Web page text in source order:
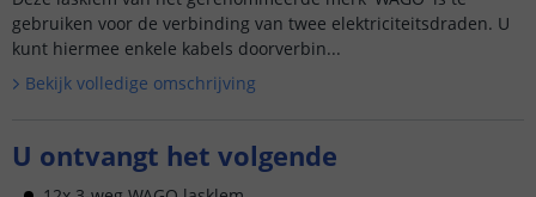
gebruiken voor de verbinding van twee elektriciteitsdraden. U
kunt hiermee enkele kabels doorverbin...
Bekijk volledige omschrijving
U ontvangt het volgende